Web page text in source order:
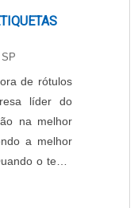
de rótulos
líder do
na melhor
a melhor
o tema
com os
atingirá